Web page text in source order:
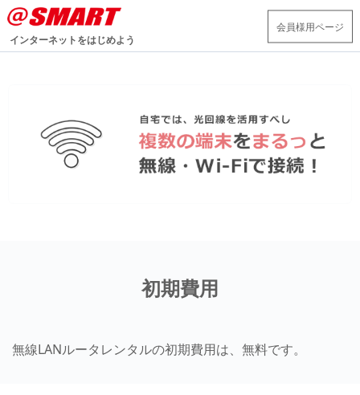
インターネットをはじめよう
会員様用ページ
初期費用
無線LANルータレンタルの初期費用は、無料です。